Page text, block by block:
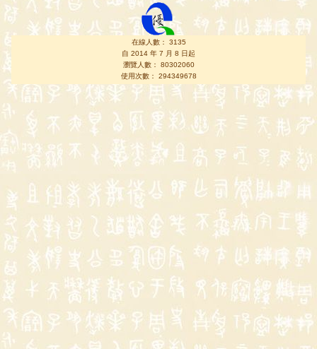
在線人數： 3135
自 2014 年 7 月 8 日起
瀏覽人數： 80302060
使用次數： 294349678